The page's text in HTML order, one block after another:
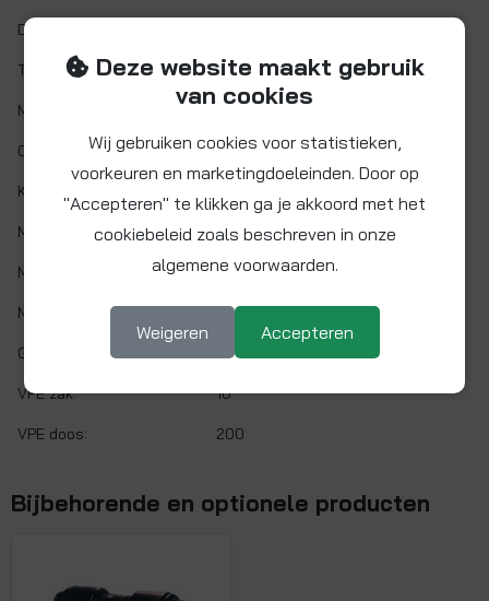
Demontabel:
Twist&Lock: Nee
Materiaal: Acetalcopolymeer (POM)
O-ring: NITRIL (NBR)
Kleur:
Min. werktemp.: 1 °C
Max. werktemp.: 65 °C
Max. werkdruk: 10 bar bij 20°C
Gaskeur: Nee
VPE zak: 10
VPE doos: 200
Bijbehorende en optionele producten
Deze website maakt gebruik
van cookies
Wij gebruiken cookies voor statistieken,
voorkeuren en marketingdoeleinden. Door op
"Accepteren" te klikken ga je akkoord met het
cookiebeleid zoals beschreven in onze
algemene voorwaarden.
Weigeren Accepteren